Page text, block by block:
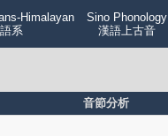
Himalayan
系
Sino Phonology
漢語上古音
音節分析